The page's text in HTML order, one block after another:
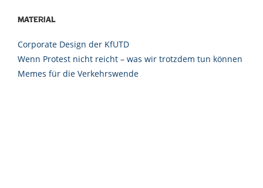
Material
Corporate Design der KfUTD
Wenn Protest nicht reicht – was wir trotzdem tun können
Memes für die Verkehrswende